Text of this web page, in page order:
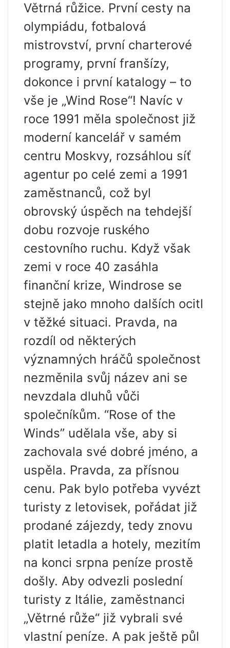
Větrná růžice. První cesty na
olympiádu, fotbalová
mistrovství, první charterové
programy, první franšízy,
dokonce i první katalogy – to
vše je „Wind Rose“! Navíc v
roce 1991 měla společnost již
moderní kancelář v samém
centru Moskvy, rozsáhlou síť
agentur po celé zemi a 1991
zaměstnanců, což byl
obrovský úspěch na tehdejší
dobu rozvoje ruského
cestovního ruchu. Když však
zemi v roce 40 zasáhla
finanční krize, Windrose se
stejně jako mnoho dalších ocitl
v těžké situaci. Pravda, na
rozdíl od některých
významných hráčů společnost
nezměnila svůj název ani se
nevzdala dluhů vůči
společníkům. “Rose of the
Winds” udělala vše, aby si
zachovala své dobré jméno, a
uspěla. Pravda, za přísnou
cenu. Pak bylo potřeba vyvézt
turisty z letovisek, pořádat již
prodané zájezdy, tedy znovu
platit letadla a hotely, mezitím
na konci srpna peníze prostě
došly. Aby odvezli poslední
turisty z Itálie, zaměstnanci
„Větrné růže“ již vybrali své
vlastní peníze. A pak ještě půl